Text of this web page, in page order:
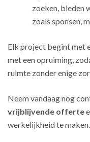
zoeken, bieden
zoals sponsen,
Elk project begint met
met een opruiming,
ruimte zonder enige
Neem vandaag nog
vrijblijvende offerte
werkelijkheid te maken.